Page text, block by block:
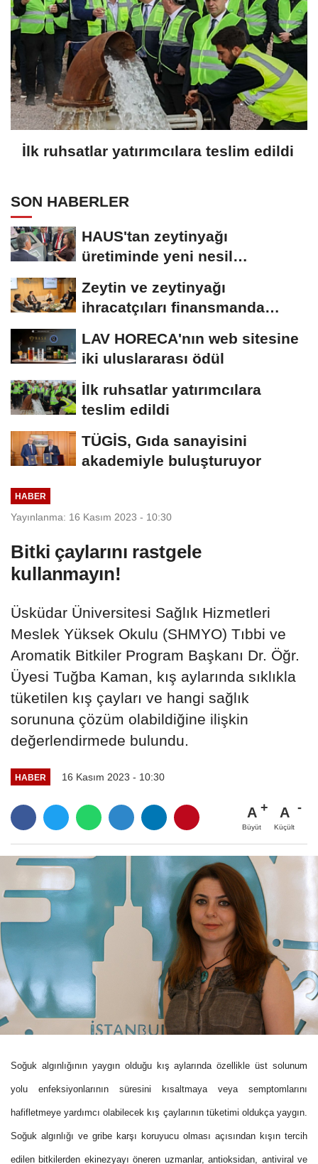
İlk ruhsatlar yatırımcılara teslim edildi
SON HABERLER
HAUS'tan zeytinyağı
üretiminde yeni nesil
Zeytin ve zeytinyağı
ihracatçıları finansmanda
LAV HORECA'nın web sitesine
iki uluslararası ödül
İlk ruhsatlar yatırımcılara
teslim edildi
TÜGİS, Gıda sanayisini
akademiyle buluşturuyor
HABER
Yayınlanma: 16 Kasım 2023 - 10:30
Bitki çaylarını rastgele
kullanmayın!
Üsküdar Üniversitesi Sağlık Hizmetleri
Meslek Yüksek Okulu (SHMYO) Tıbbi ve
Aromatik Bitkiler Program Başkanı Dr. Öğr.
Üyesi Tuğba Kaman, kış aylarında sıklıkla
tüketilen kış çayları ve hangi sağlık
sorununa çözüm olabildiğine ilişkin
değerlendirmede bulundu.
HABER 16 Kasım 2023 - 10:30
A
Büyüt
A
Küçült
Soğuk algınlığının yaygın olduğu kış aylarında özellikle üst solunum
yolu enfeksiyonlarının süresini kısaltmaya veya semptomlarını
hafifletmeye yardımcı olabilecek kış çaylarının tüketimi oldukça yaygın.
Soğuk algınlığı ve gribe karşı koruyucu olması açısından kışın tercih
edilen bitkilerden ekinezyayı öneren uzmanlar, antioksidan, antiviral ve